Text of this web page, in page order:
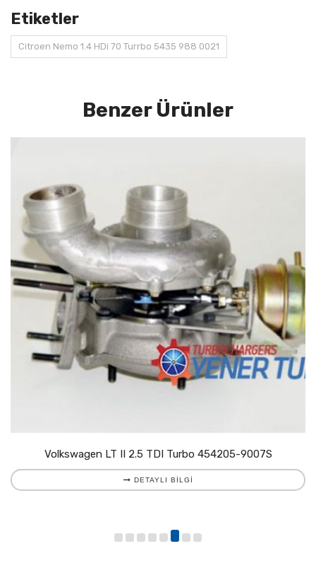
Etiketler
Citroen Nemo 1.4 HDi 70 Turrbo 5435 988 0021
Benzer Ürünler
Volkswagen LT II 2.5 TDI Turbo 454205-9007S
DETAYLI BILGI